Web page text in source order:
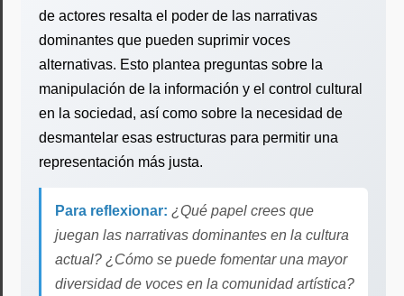
de actores resalta el poder de las narrativas
dominantes que pueden suprimir voces
alternativas. Esto plantea preguntas sobre la
manipulación de la información y el control cultural
en la sociedad, así como sobre la necesidad de
desmantelar esas estructuras para permitir una
representación más justa.
Para reflexionar: ¿Qué papel crees que
juegan las narrativas dominantes en la cultura
actual? ¿Cómo se puede fomentar una mayor
diversidad de voces en la comunidad artística?